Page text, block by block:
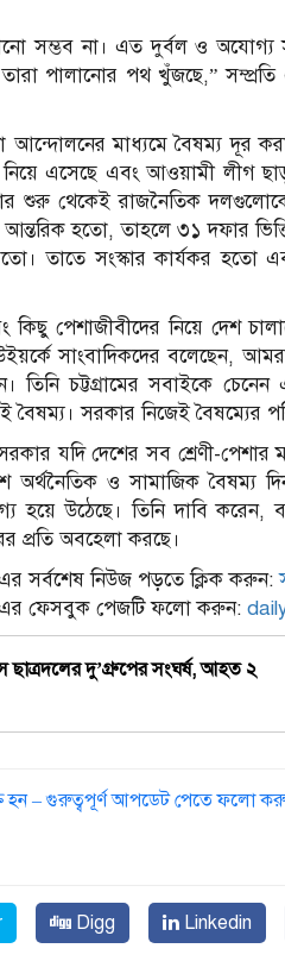
সম্ভব না। এত দুর্বল ও
তারা পালানোর পথ খুঁজছে,”
আন্দোলনের মাধ্যমে বৈষম্য দূর
এসেছে এবং আওয়ামী লীগ
শুরু থেকেই রাজনৈতিক
হতো, তাহলে ৩১ দফার
তাতে সংস্কার কার্যকর হতো
পেশাজীবীদের নিয়ে দেশ
সাংবাদিকদের বলেছেন,
তিনি চট্টগ্রামের সবাইকে
সরকার নিজেই বৈষম্যের
যদি দেশের সব শ্রেণী-পেশার
অর্থনৈতিক ও সামাজিক বৈষম্য
হয়ে উঠেছে। তিনি দাবি করেন,
প্রতি অবহেলা করছে।
এর সর্বশেষ নিউজ পড়তে ক্লিক করুন:
এর ফেসবুক পেজটি ফলো করুন:
ছাত্রদলের দু’গ্রুপের সংঘর্ষ, আহত ২
হন – গুরুত্বপূর্ণ আপডেট পেতে ফলো
Digg Linkedin